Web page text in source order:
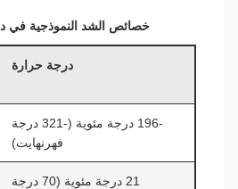
خصائص الشد النموذجية في
درجة حرارة
-196 درجة مئوية (-321 درجة
فهرنهايت)
21 درجة مئوية (70 درجة